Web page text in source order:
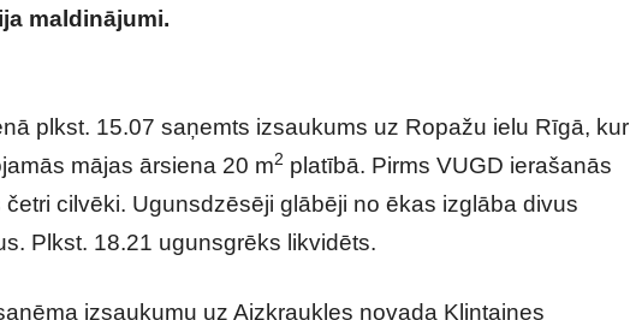
maldinājumi.
plkst. 15.07 saņemts izsaukums uz Ropažu ielu Rīgā, kur
mājas ārsiena 20 m2 platībā. Pirms VUGD ierašanās
cilvēki. Ugunsdzēsēji glābēji no ēkas izglāba divus
Plkst. 18.21 ugunsgrēks likvidēts.
izsaukumu uz Aizkraukles novada Klintaines